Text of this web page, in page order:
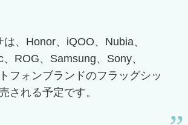
、Honor、iQOO、Nubia、
ROG、Samsung、Sony、
フォンブランドのフラッグシッ
される予定です。